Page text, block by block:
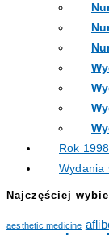
Rok 1998
Wydania
Najczęściej
aesthetic medicine